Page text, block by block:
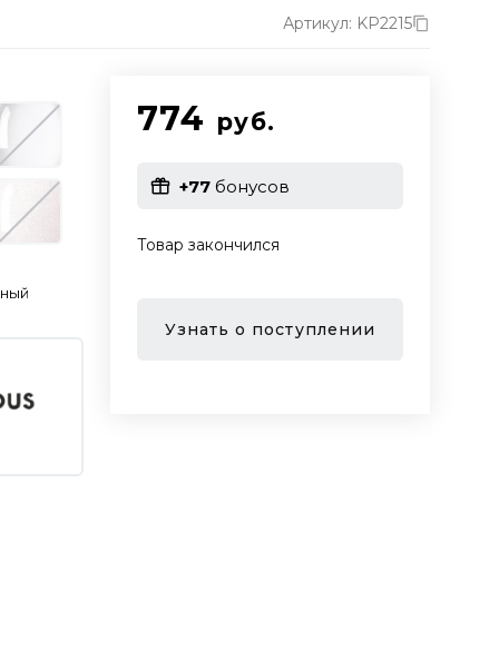
Артикул: KP2215
774 руб.
+77бонусов
Товар закончился
Узнать о поступлении